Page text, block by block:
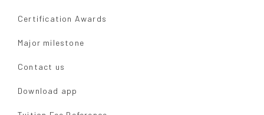
Certification Awards
Major milestone
Contact us
Download app